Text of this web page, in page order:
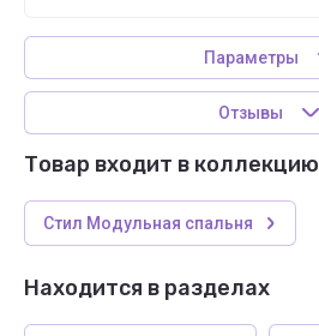
Параметры
Отзывы
Товар входит в коллекцию
Стил Модульная спальня
Находится в разделах